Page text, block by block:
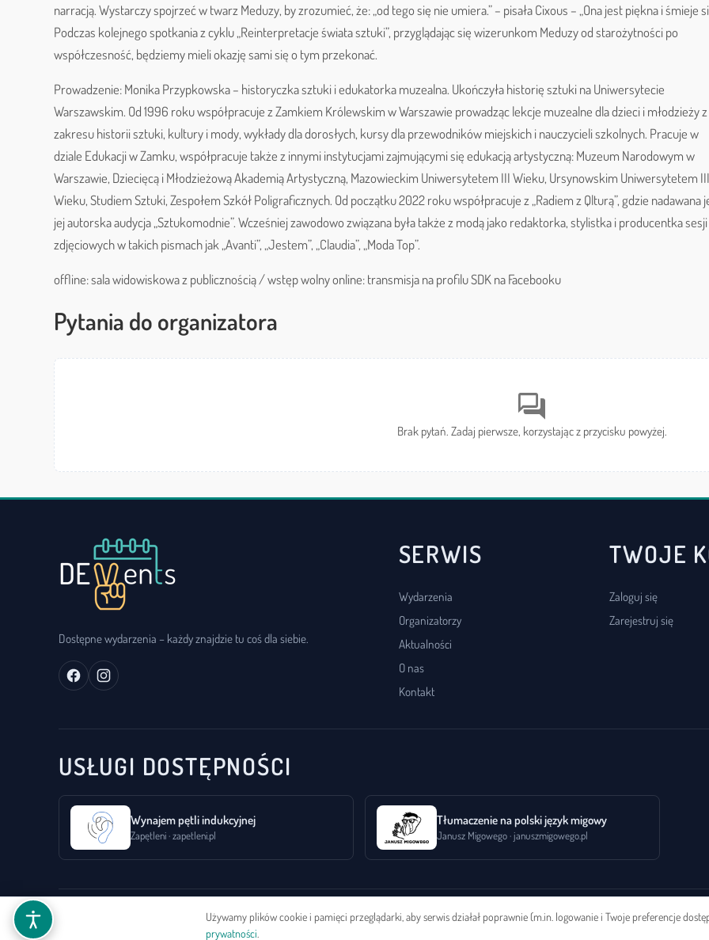
narracją. Wystarczy spojrzeć w twarz Meduzy, by zrozumieć, że: „od tego się nie umiera.” – pisała Cixous – „Ona jest piękna i śmieje
Podczas kolejnego spotkania z cyklu „Reinterpretacje świata sztuki”, przyglądając się wizerunkom Meduzy od starożytności po
współczesność, będziemy mieli okazję sami się o tym przekonać.
Prowadzenie: Monika Przypkowska – historyczka sztuki i edukatorka muzealna. Ukończyła historię sztuki na Uniwersytecie
Warszawskim. Od 1996 roku współpracuje z Zamkiem Królewskim w Warszawie prowadząc lekcje muzealne dla dzieci i młodzieży z
zakresu historii sztuki, kultury i mody, wykłady dla dorosłych, kursy dla przewodników miejskich i nauczycieli szkolnych. Pracuje w
dziale Edukacji w Zamku, współpracuje także z innymi instytucjami zajmującymi się edukacją artystyczną: Muzeum Narodowym w
Warszawie, Dziecięcą i Młodzieżową Akademią Artystyczną, Mazowieckim Uniwersytetem III Wieku, Ursynowskim Uniwersytetem III
Wieku, Studiem Sztuki, Zespołem Szkół Poligraficznych. Od początku 2022 roku współpracuje z „Radiem z Qlturą”, gdzie nadawana
jej autorska audycja „Sztukomodnie”. Wcześniej zawodowo związana była także z modą jako redaktorka, stylistka i producentka sesji
zdjęciowych w takich pismach jak „Avanti”, „Jestem”, „Claudia”, „Moda Top”.
offline: sala widowiskowa z publicznością / wstęp wolny online: transmisja na profilu SDK na Facebooku
Pytania do organizatora
forum
Brak pytań. Zadaj pierwsze, korzystając z przycisku powyżej.
Dostępne wydarzenia – każdy znajdzie tu coś dla siebie.
SERWIS
Wydarzenia
Organizatorzy
Aktualności
O nas
Kontakt
TWOJE
Zaloguj się
Zarejestruj się
USŁUGI DOSTĘPNOŚCI
Wynajem pętli indukcyjnej
Zapętleni · zapetleni.pl
Tłumaczenie na polski język migowy
Janusz Migowego · januszmigowego.pl
© 2026 DEvents. Wszelkie prawa zastrzeżone.Używamy plików cookie i pamięci przeglądarki, aby serwis działał poprawnie (m.in. logowanie i Twoje preferencje
prywatności